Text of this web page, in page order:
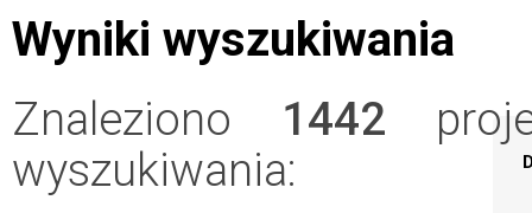
Wyniki wyszukiwania
Znaleziono 1442
wyszukiwania: